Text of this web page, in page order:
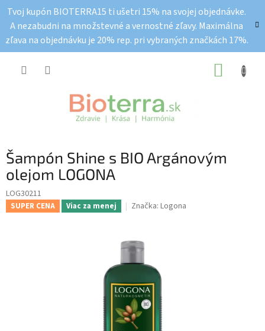
obsah
Tvoj kupón BIOTERRA15 ti ušetri 15% na svojej objednávke.
A nezabudni na množstevné a vernostné zľavy. Maximálna
zľava na objednávku je 20% rep. pri vybraných značkách 17%.
Šampón Shine s BIO Argánovým
olejom LOGONA
LOG30211
SUPER CENA Viac za menej Značka: Logona